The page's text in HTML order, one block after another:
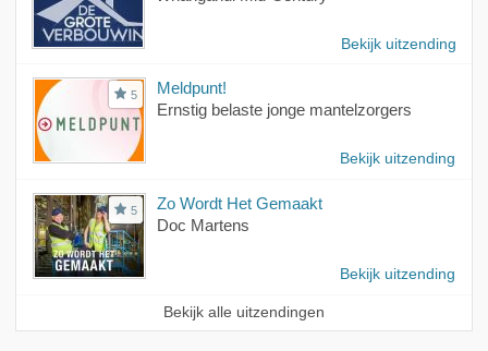
Bekijk uitzending
5
Meldpunt!
Ernstig belaste jonge mantelzorgers
Bekijk uitzending
5
Zo Wordt Het Gemaakt
Doc Martens
Bekijk uitzending
Bekijk alle uitzendingen